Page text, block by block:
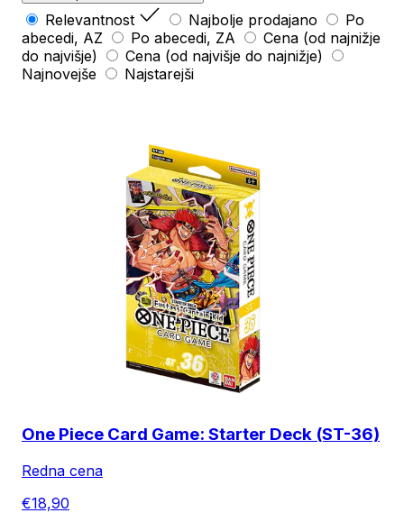
Relevantnost Najbolje prodajano
Po
abecedi, AZ
Po abecedi, ZA
Cena (od najnižje
do najvišje)
Cena (od najvišje do najnižje)
Najnovejše
Najstarejši
One Piece Card Game: Starter Deck (ST-36)
Redna cena
€18,90